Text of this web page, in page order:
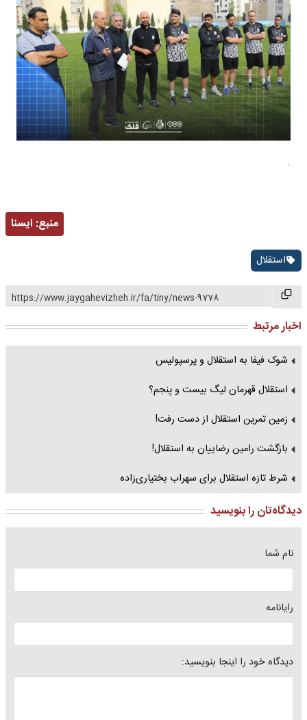
.
منبع: ايسنا
استقلال
https://www.jaygahevizheh.ir/fa/tiny/news-9778
اخبار مرتبط
شوک فیفا به استقلال و پرسپولیس
استقلال قهرمان لیگ بیست و پنجم؟
زمین تمرین استقلال از دست رفت!
بازگشت رامین رضاییان به استقلال!
شرط تازه استقلال برای سهراب بختیاری‌زاده
دیدگاه‌تان را بنویسید
نام شما
رایانامه
دیدگاه خود را اینجا بنویسید: